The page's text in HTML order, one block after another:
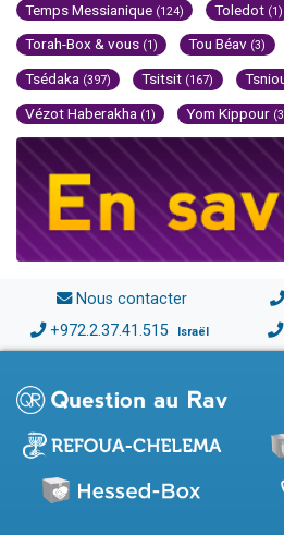
Temps Messianique (124) Toledot (1)
Torah-Box & vous (1) Tou Béav (3)
Tsédaka (397) Tsitsit (167)
Vézot Haberakha (1) Yom Kippour
Nous contacter
+972.2.37.41.515 Israël